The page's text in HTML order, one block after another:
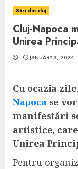
Stiri din cluj
Cluj-Napoca
Unirea
JANUARY 3, 2024
Cu ocazia
Napoca se
manifestări
artistice,
Unirea
Pentru